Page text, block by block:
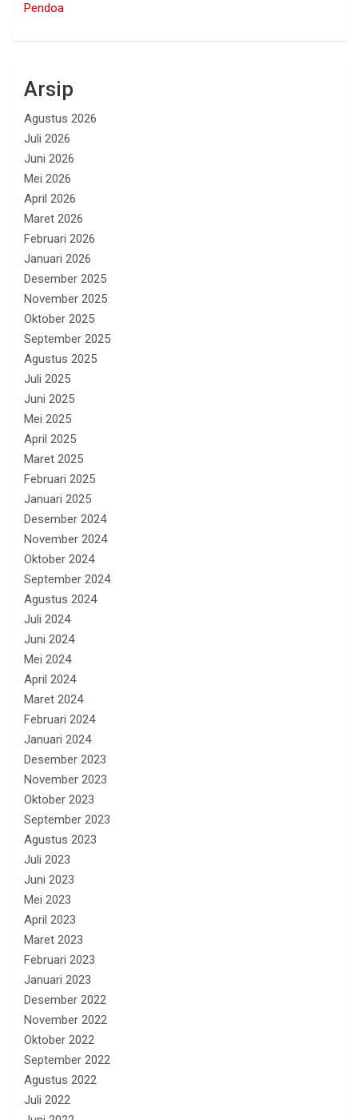
Pendoa
Arsip
Agustus 2026
Juli 2026
Juni 2026
Mei 2026
April 2026
Maret 2026
Februari 2026
Januari 2026
Desember 2025
November 2025
Oktober 2025
September 2025
Agustus 2025
Juli 2025
Juni 2025
Mei 2025
April 2025
Maret 2025
Februari 2025
Januari 2025
Desember 2024
November 2024
Oktober 2024
September 2024
Agustus 2024
Juli 2024
Juni 2024
Mei 2024
April 2024
Maret 2024
Februari 2024
Januari 2024
Desember 2023
November 2023
Oktober 2023
September 2023
Agustus 2023
Juli 2023
Juni 2023
Mei 2023
April 2023
Maret 2023
Februari 2023
Januari 2023
Desember 2022
November 2022
Oktober 2022
September 2022
Agustus 2022
Juli 2022